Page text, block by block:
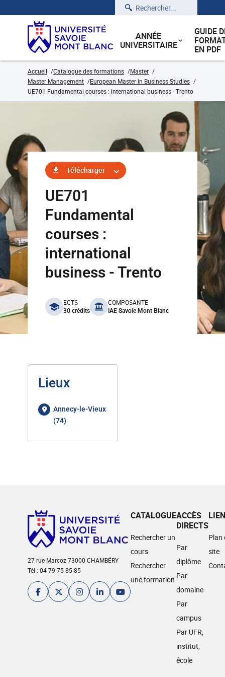
Rechercher
ANNÉE
UNIVERSITAIRE
GUIDE
EN PDF
Accueil Catalogue des formations
Master
Master Management
European Master in Business Studies
UE701 Fundamental courses : international business - Trento
Télécharger
UE701
Fundamental
courses :
international
business - Trento
benefits
ECTS
30 crédits
COMPOSANTE
IAE Savoie Mont Blanc
Lieux
Annecy-le-Vieux
(74)
27 rue Marcoz 73000 CHAMBÉRY
Tél : 04 79 75 85 85
CATALOGUE
Rechercher un
cours
Rechercher
une formation
ACCÈS
DIRECTS
Par
diplôme
Par
domaine
Par
campus
Par UFR,
institut,
école
Plan
site